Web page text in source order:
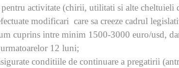
activitate (chirii, utilitati si alte cheltuieli
modificari care sa creeze cadrul
cuprins intre minim 1500-3000 euro/usd,
12 luni;
conditiile de continuare a pregatirii